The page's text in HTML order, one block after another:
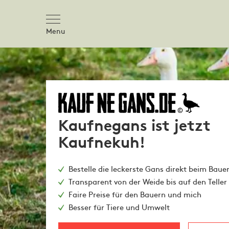
Menu
Kaufnegans ist jetzt
Kaufnekuh!
Bestelle die leckerste Gans direkt beim
Transparent von der Weide bis auf den Teller
Faire Preise für den Bauern und mich
Besser für Tiere und Umwelt